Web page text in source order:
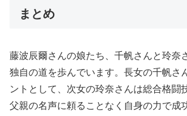
まとめ
藤波辰爾さんの娘たち、千帆さんと玲奈
独自の道を歩んでいます。長女の千帆さ
ントとして、次女の玲奈さんは総合格闘
父親の名声に頼ることなく自身の力で成